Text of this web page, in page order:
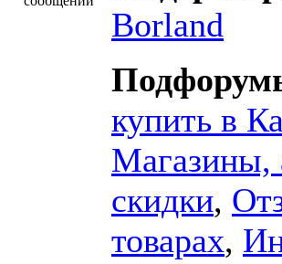
Borland
купить в
Магазины,
скидки,
товарах,